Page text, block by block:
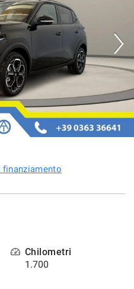
finanziamento
Chilometri
1.700